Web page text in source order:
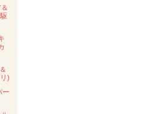
)
ー